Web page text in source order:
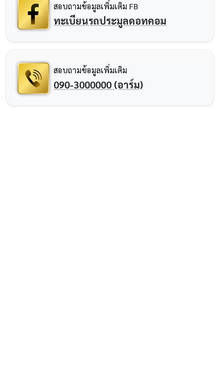
สอบถามข้อมูลเพิ่มเติม FB
ทะเบียนรถประมูลดอทคอม
สอบถามข้อมูลเพิ่มเติม
090-3000000 (อาร์ม)